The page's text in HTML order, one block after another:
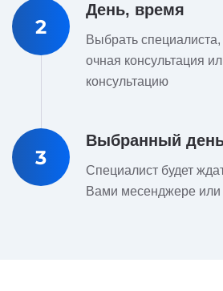
2
День, время
Выбрать
очная консультация
консультацию
3
Выбранный
Специалист будет
Вами месенджере или